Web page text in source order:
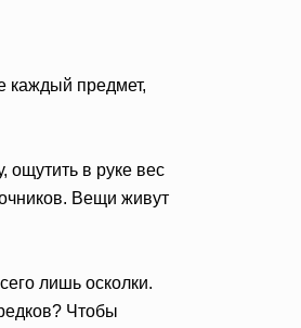
каждый предмет,
ощутить в руке вес
Вещи живут
лишь осколки.
Чтобы